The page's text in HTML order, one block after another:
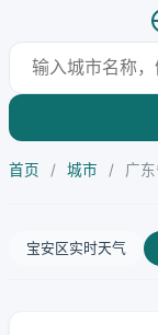
首页 / 城市 / 广
宝安区实时天气